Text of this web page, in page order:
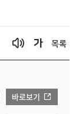
목록
바로보기